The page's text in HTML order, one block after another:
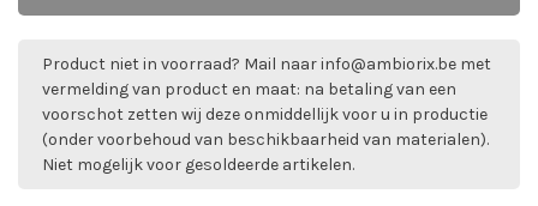
Product niet in voorraad? Mail naarinfo@ambiorix.be met
vermelding van product en maat: na betaling van een
voorschot zetten wij deze onmiddellijk voor u in productie
(onder voorbehoud van beschikbaarheid van materialen).
Niet mogelijk voor gesoldeerde artikelen.